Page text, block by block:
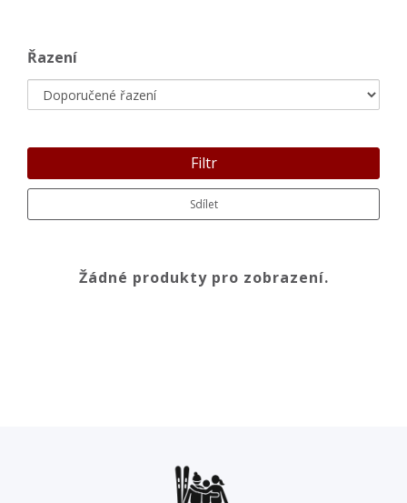
Řazení
Filtr
Sdílet
Žádné produkty pro zobrazení.